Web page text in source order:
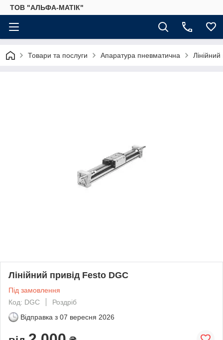
ТОВ "АЛЬФА-МАТІК"
Товари та послуги Апаратура пневматична
Лінійний привід Festo DGС
Під замовлення
Код: DGС
Роздріб
Відправка з 07 вересня 2026